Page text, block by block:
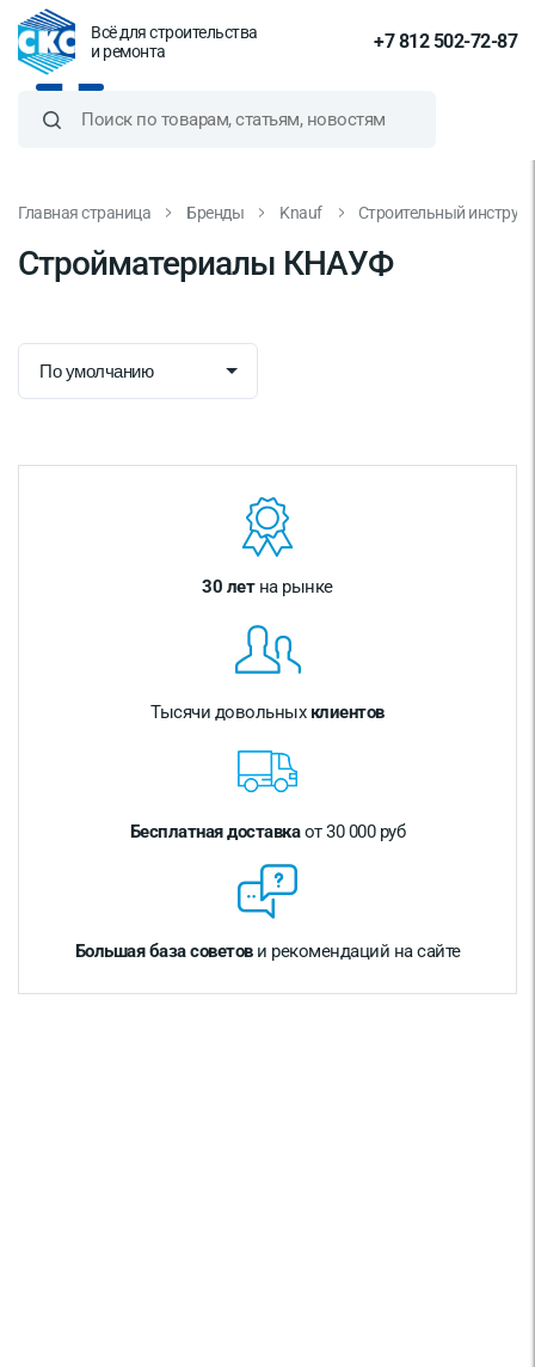
Всё для строительства
и ремонта
+7 812 502-72-87
Главная страница Бренды Knauf Строительный
Стройматериалы КНАУФ
30 летна рынке
Тысячи довольных клиентов
Бесплатная доставкаот 30 000 руб
Большая база советови рекомендаций на сайте